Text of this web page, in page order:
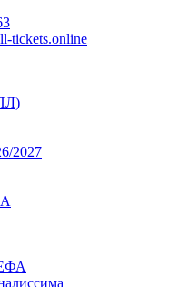
tickets.online
2027